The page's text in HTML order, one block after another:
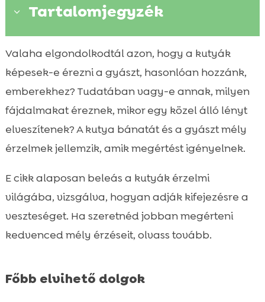
3 Tartalomjegyzék
 Miért fontos felismerni a kutya bánatát?
 A kutya gyászának háttere

Hogyan hat a bánat a kutyák
viselkedésére?
Kutya bánat kifejezése és jelei
Mikor kell aggódni a kutya bánata miatt?
feldolgozásában?
Különbségek kutya és emberi bánat között
 Kutyák és a veszteség emlékezete
 Kutyás fájdalom felismerése és kezelése

A megfelelő táplálkozás szerepe a kutyák
Valaha elgondolkodtál azon, hogy a kutyák
képesek-e érezni a gyászt, hasonlóan hozzánk,
emberekhez? Tudatában vagy-e annak, milyen
fájdalmakat éreznek, mikor egy közel álló lényt
elveszítenek? A kutya bánatát és a gyászt mély
érzelmek jellemzik, amik megértést igényelnek.
E cikk alaposan beleás a kutyák érzelmi
világába, vizsgálva, hogyan adják kifejezésre a
veszteséget. Ha szeretnéd jobban megérteni
kedvenced mély érzéseit, olvass tovább.
Főbb elvihető dolgok